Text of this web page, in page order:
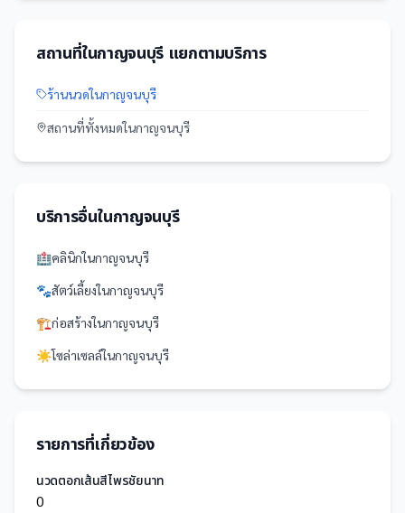
สถานที่ในกาญจนบุรีแยกตามบริการ
ร้านนวดในกาญจนบุรี
สถานที่ทั้งหมดในกาญจนบุรี
บริการอื่นในกาญจนบุรี
🏥คลินิกในกาญจนบุรี
🐾สัตว์เลี้ยงในกาญจนบุรี
🏗️ก่อสร้างในกาญจนบุรี
☀️โซล่าเซลล์ในกาญจนบุรี
รายการที่เกี่ยวข้อง
นวดตอกเส้นสีไพรชัยนาท
0